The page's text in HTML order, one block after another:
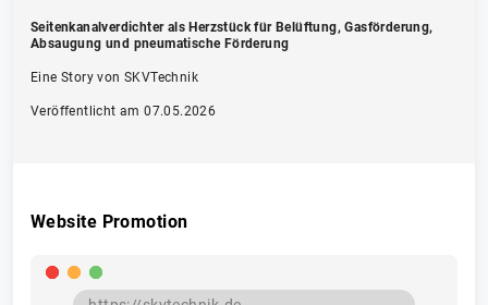
Seitenkanalverdichter als Herzstück für Belüftung, Gasförderung,
Absaugung und pneumatische Förderung
Eine Story von SKVTechnik
Veröffentlicht am 07.05.2026
Website Promotion